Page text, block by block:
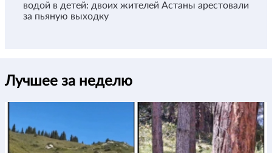
водой в детей: двоих жителей Астаны арестовали
за пьяную выходку
Лучшее за неделю